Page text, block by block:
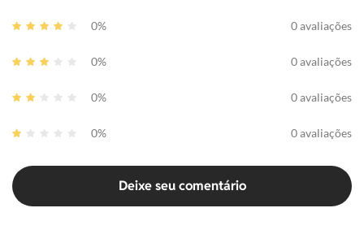
0% 0 avaliações
0% 0 avaliações
0% 0 avaliações
0% 0 avaliações
Deixe seu comentário